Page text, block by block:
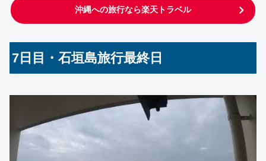
沖縄への旅行なら楽天トラベル
7日目・石垣島旅行最終日